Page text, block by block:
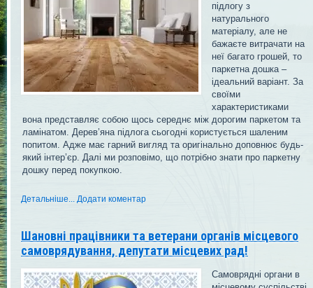
підлогу з
натурального
матеріалу, але не
бажаєте витрачати на
неї багато грошей, то
паркетна дошка –
ідеальний варіант. За
своїми
характеристиками
вона представляє собою щось середнє між дорогим паркетом та
ламінатом. Дерев’яна підлога сьогодні користується шаленим
попитом. Адже має гарний вигляд та оригінально доповнює будь-
який інтер’єр. Далі ми розповімо, що потрібно знати про паркетну
дошку перед покупкою.
Детальніше... Додати коментар
Шановні працівники та ветерани органів місцевого
самоврядування, депутати місцевих рад!
Самоврядні органи в